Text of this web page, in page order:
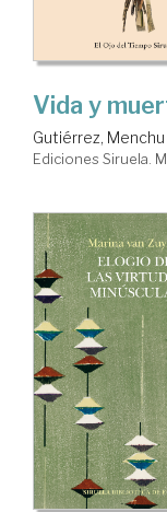
Vida y
Gutiérrez, Menchu
Ediciones Siruela.